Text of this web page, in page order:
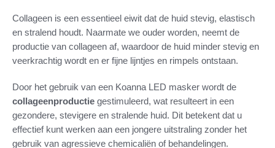
Collageen is een essentieel eiwit dat de huid stevig, elastisch
en stralend houdt. Naarmate we ouder worden, neemt de
productie van collageen af, waardoor de huid minder stevig en
veerkrachtig wordt en er fijne lijntjes en rimpels ontstaan.
Door het gebruik van een Koanna LED masker wordt de
collageenproductie gestimuleerd, wat resulteert in een
gezondere, stevigere en stralende huid. Dit betekent dat u
effectief kunt werken aan een jongere uitstraling zonder het
gebruik van agressieve chemicaliën of behandelingen.